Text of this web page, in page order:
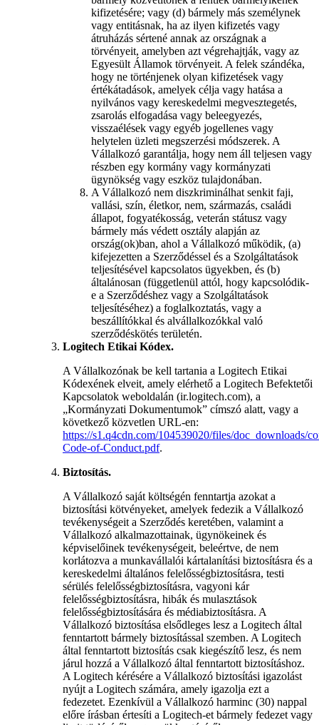
kifizetésére; vagy (d) bármely más személynek
vagy entitásnak, ha az ilyen kifizetés vagy
átruházás sértené annak az országnak a
törvényeit, amelyben azt végrehajtják, vagy az
Egyesült Államok törvényeit. A felek szándéka,
hogy ne történjenek olyan kifizetések vagy
értékátadások, amelyek célja vagy hatása a
nyilvános vagy kereskedelmi megvesztegetés,
zsarolás elfogadása vagy beleegyezés,
visszaélések vagy egyéb jogellenes vagy
helytelen üzleti megszerzési módszerek. A
Vállalkozó garantálja, hogy nem áll teljesen vagy
részben egy kormány vagy kormányzati
ügynökség vagy eszköz tulajdonában.
A Vállalkozó nem diszkriminálhat senkit faji,
vallási, szín, életkor, nem, származás, családi
állapot, fogyatékosság, veterán státusz vagy
bármely más védett osztály alapján az
ország(ok)ban, ahol a Vállalkozó működik, (a)
kifejezetten a Szerződéssel és a Szolgáltatások
teljesítésével kapcsolatos ügyekben, és (b)
általánosan (függetlenül attól, hogy kapcsolódik-
e a Szerződéshez vagy a Szolgáltatások
teljesítéséhez) a foglalkoztatás, vagy a
beszállítókkal és alvállalkozókkal való
szerződéskötés területén.
Logitech Etikai Kódex.
A Vállalkozónak be kell tartania a Logitech Etikai
Kódexének elveit, amely elérhető a Logitech Befektetői
Kapcsolatok weboldalán (ir.logitech.com), a
„Kormányzati Dokumentumok” címszó alatt, vagy a
következő közvetlen URL-en:
https://s1.q4cdn.com/104539020/files/doc_downloads/
Code-of-Conduct.pdf.
Biztosítás.
A Vállalkozó saját költségén fenntartja azokat a
biztosítási kötvényeket, amelyek fedezik a Vállalkozó
tevékenységeit a Szerződés keretében, valamint a
Vállalkozó alkalmazottainak, ügynökeinek és
képviselőinek tevékenységeit, beleértve, de nem
korlátozva a munkavállalói kártalanítási biztosításra és a
kereskedelmi általános felelősségbiztosításra, testi
sérülés felelősségbiztosításra, vagyoni kár
felelősségbiztosításra, hibák és mulasztások
felelősségbiztosítására és médiabiztosításra. A
Vállalkozó biztosítása elsődleges lesz a Logitech által
fenntartott bármely biztosítással szemben. A Logitech
által fenntartott biztosítás csak kiegészítő lesz, és nem
járul hozzá a Vállalkozó által fenntartott biztosításhoz.
A Logitech kérésére a Vállalkozó biztosítási igazolást
nyújt a Logitech számára, amely igazolja ezt a
fedezetet. Ezenkívül a Vállalkozó harminc (30) nappal
előre írásban értesíti a Logitech-et bármely fedezet vagy